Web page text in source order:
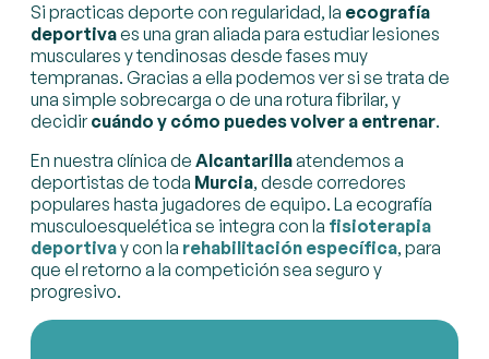
Si practicas deporte con regularidad, la ecografía
deportivaes una gran aliada para estudiar lesiones
musculares y tendinosas desde fases muy
tempranas. Gracias a ella podemos ver si se trata de
una simple sobrecarga o de una rotura fibrilar, y
decidircuándo y cómo puedes volver a entrenar.
En nuestra clínica de Alcantarillaatendemos a
deportistas de toda Murcia, desde corredores
populares hasta jugadores de equipo. La ecografía
musculoesquelética se integra con la fisioterapia
deportivay con la rehabilitación específica, para
que el retorno a la competición sea seguro y
progresivo.